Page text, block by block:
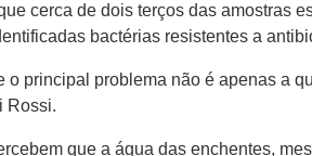
cerca de dois terços das amostras
bactérias resistentes a
principal problema não é apenas a
Rossi.
que a água das enchentes,